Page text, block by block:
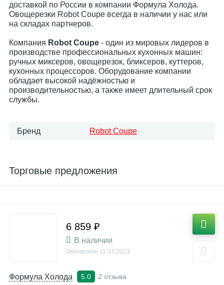
доставкой по России в компании Формула Холода.
Овощерезки Robot Coupe всегда в наличии у нас или
на складах партнеров.
Компания Robot Coupe - один из мировых лидеров в
производстве профессиональных кухонных машин:
ручных миксеров, овощерезок, бликсеров, куттеров,
кухонных процессоров. Оборудование компании
обладает высокой надёжностью и
производительностью, а также имеет длительный срок
службы.
Бренд Robot Coupe
Торговые предложения
Формула Холода 5.0
2 отзыва
6 859 ₽
В наличии
Обновлено 11.03.2023